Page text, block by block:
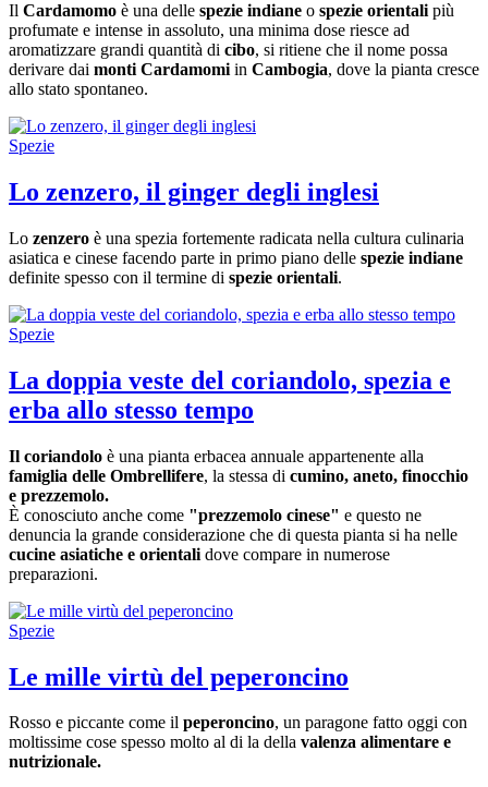
Il Cardamomo è una delle spezie indiane o spezie orientali più
profumate e intense in assoluto, una minima dose riesce ad
aromatizzare grandi quantità di cibo, si ritiene che il nome possa
derivare dai monti Cardamomi in Cambogia, dove la pianta cresce
allo stato spontaneo.
Spezie
Lo zenzero, il ginger degli inglesi
Lo zenzero è una spezia fortemente radicata nella cultura culinaria
asiatica e cinese facendo parte in primo piano delle spezie indiane
definite spesso con il termine di spezie orientali.
Spezie
La doppia veste del coriandolo, spezia e
erba allo stesso tempo
Il coriandolo è una pianta erbacea annuale appartenente alla
famiglia delle Ombrellifere, la stessa di cumino, aneto, finocchio
e prezzemolo.
È conosciuto anche come "prezzemolo cinese" e questo ne
denuncia la grande considerazione che di questa pianta si ha nelle
cucine asiatiche e orientali dove compare in numerose
preparazioni.
Spezie
Le mille virtù del peperoncino
Rosso e piccante come il peperoncino, un paragone fatto oggi con
moltissime cose spesso molto al di la della valenza alimentare e
nutrizionale.